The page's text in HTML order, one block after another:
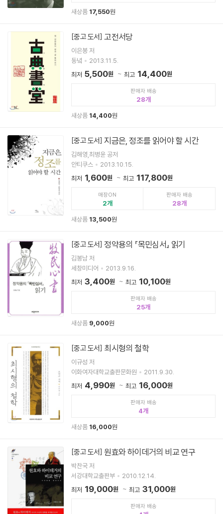
새상품 17,550원
[중고 도서] 고전서당
이은봉 저
동녘
2013.11.5.
최저 5,500원 최고 14,400원
판매자 배송
28
새상품 14,400원
[중고 도서] 지금은, 정조를 읽어야 할 시간
김해영,최병윤 공저
안티쿠스
2013.10.15.
최저 1,600원 최고 117,800원
매장ON
2
판매자 배송
28
새상품 13,500원
[중고 도서] 정약용의 『목민심서』 읽기
김봉남 저
세창미디어
2013.9.16.
최저 3,400원 최고 10,100원
판매자 배송
25
새상품 9,000원
[중고 도서] 최시형의 철학
이규성 저
이화여자대학교출판문화원
2011.9.30.
최저 4,990원 최고 16,000원
판매자 배송
4
새상품 16,000원
[중고 도서] 원효와 하이데거의 비교 연구
박찬국 저
서강대학교출판부
2010.12.14.
최저 19,000원 최고 31,000원
판매자 배송